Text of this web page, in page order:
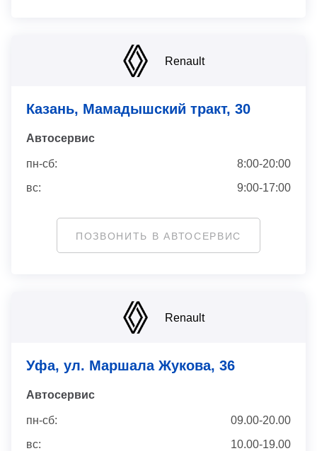
Renault
Казань, Мамадышский тракт, 30
Автосервис
пн-сб:
8:00-20:00
вс:
9:00-17:00
ПОЗВОНИТЬ В АВТОСЕРВИС
Renault
Уфа, ул. Маршала Жукова, 36
Автосервис
пн-сб:
09.00-20.00
вс:
10.00-19.00